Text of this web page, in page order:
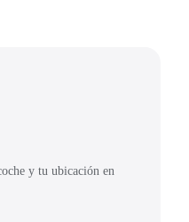
y tu ubicación en